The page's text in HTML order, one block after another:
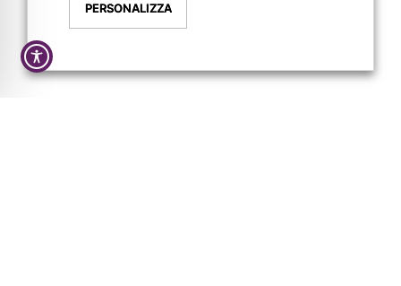
PERSONALIZZA